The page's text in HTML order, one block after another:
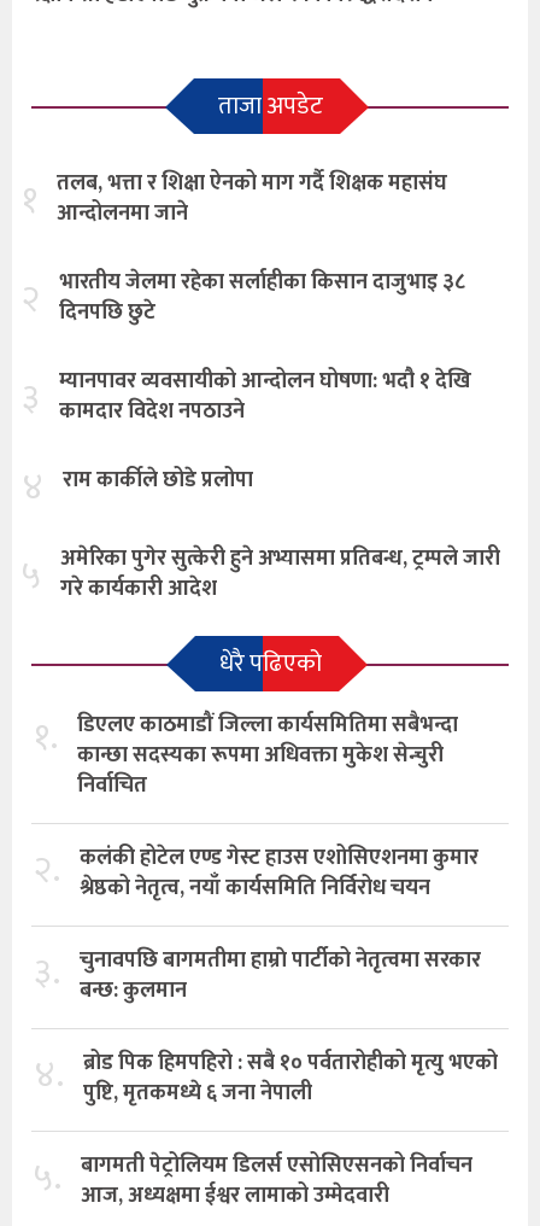
ताजा अपडेट
१ तलब, भत्ता र शिक्षा ऐनको माग गर्दै शिक्षक महासंघ
आन्दोलनमा जाने
२ भारतीय जेलमा रहेका सर्लाहीका किसान दाजुभाइ ३८
दिनपछि छुटे
३ म्यानपावर व्यवसायीको आन्दोलन घोषणा: भदौ १ देखि
कामदार विदेश नपठाउने
४ राम कार्कीले छोडे प्रलोपा
५ अमेरिका पुगेर सुत्केरी हुने अभ्यासमा प्रतिबन्ध, ट्रम्पले जारी
गरे कार्यकारी आदेश
धेरै पढिएको
१. डिएलए काठमाडौं जिल्ला कार्यसमितिमा सबैभन्दा
कान्छा सदस्यका रूपमा अधिवक्ता मुकेश सेन्चुरी
निर्वाचित
२. कलंकी होटेल एण्ड गेस्ट हाउस एशोसिएशनमा कुमार
श्रेष्ठको नेतृत्व, नयाँ कार्यसमिति निर्विरोध चयन
३. चुनावपछि बागमतीमा हाम्राे पार्टीको नेतृत्वमा सरकार
बन्छ: कुलमान
४. ब्रोड पिक हिमपहिरो : सबै १० पर्वतारोहीको मृत्यु भएको
पुष्टि, मृतकमध्ये ६ जना नेपाली
५. बागमती पेट्रोलियम डिलर्स एसोसिएसनको निर्वाचन
आज, अध्यक्षमा ईश्वर लामाको उम्मेदवारी